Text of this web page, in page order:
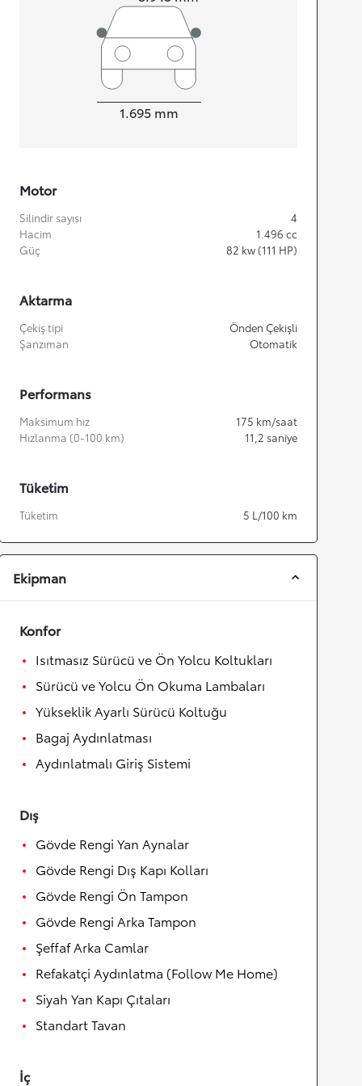
1.695 mm
Motor
Silindir sayısı
4
Hacim
1.496 cc
Güç
82 kw (111 HP)
Aktarma
Çekiş tipi
Önden Çekişli
Şanzıman
Otomatik
Performans
Maksimum hız 175 km/saat
Hızlanma (0-100 km)
11,2 saniye
Tüketim
Tüketim 5 L/100 km
Ekipman
Konfor
Isıtmasız Sürücü ve Ön Yolcu Koltukları
Sürücü ve Yolcu Ön Okuma Lambaları
Yükseklik Ayarlı Sürücü Koltuğu
Bagaj Aydınlatması
Aydınlatmalı Giriş Sistemi
Dış
Gövde Rengi Yan Aynalar
Gövde Rengi Dış Kapı Kolları
Gövde Rengi Ön Tampon
Gövde Rengi Arka Tampon
Şeffaf Arka Camlar
Refakatçi Aydınlatma (Follow Me Home)
Siyah Yan Kapı Çıtaları
Standart Tavan
İç